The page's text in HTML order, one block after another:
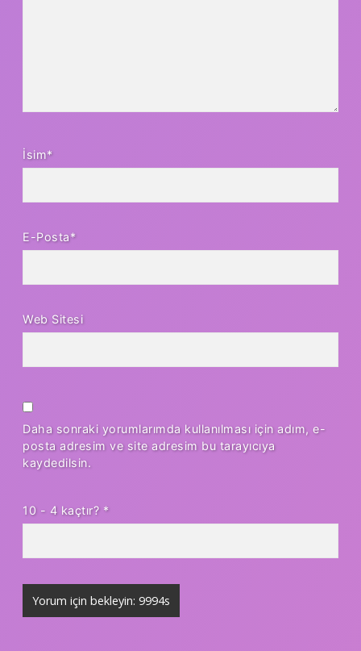
İsim*
E-Posta*
Web Sitesi
Daha sonraki yorumlarımda kullanılması için adım, e-
posta adresim ve site adresim bu tarayıcıya
kaydedilsin.
10 - 4 kaçtır? *